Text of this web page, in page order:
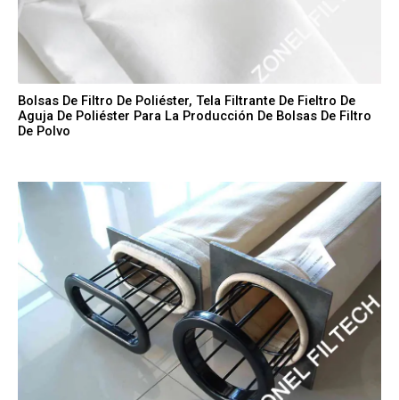
Bolsas De Filtro De Poliéster, Tela Filtrante De Fieltro De
Aguja De Poliéster Para La Producción De Bolsas De Filtro
De Polvo